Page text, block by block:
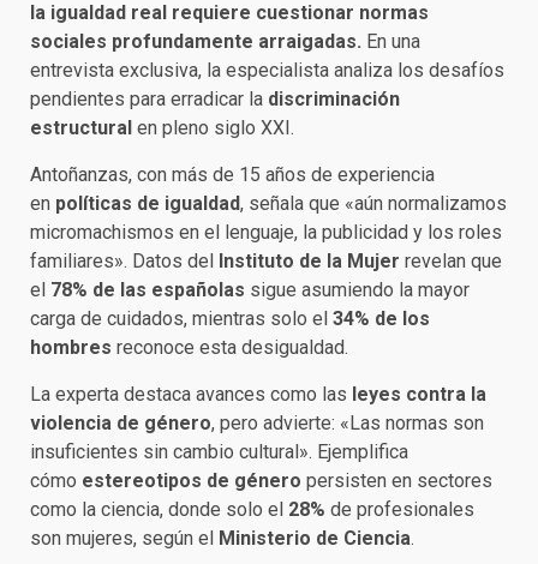
la igualdad real requiere cuestionar normas
sociales profundamente arraigadas. En una
entrevista exclusiva, la especialista analiza los desafíos
pendientes para erradicar la discriminación
estructural en pleno siglo XXI.
Antoñanzas, con más de 15 años de experiencia
en políticas de igualdad, señala que «aún normalizamos
micromachismos en el lenguaje, la publicidad y los roles
familiares». Datos del Instituto de la Mujer revelan que
el 78% de las españolas sigue asumiendo la mayor
carga de cuidados, mientras solo el 34% de los
hombres reconoce esta desigualdad.
La experta destaca avances como las leyes contra la
violencia de género, pero advierte: «Las normas son
insuficientes sin cambio cultural». Ejemplifica
cómo estereotipos de género persisten en sectores
como la ciencia, donde solo el 28% de profesionales
son mujeres, según el Ministerio de Ciencia.